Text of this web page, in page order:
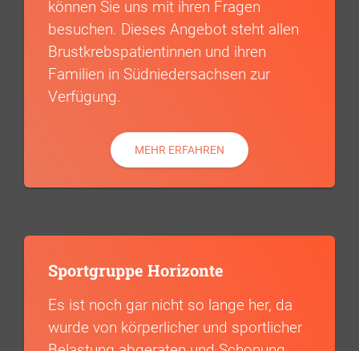
können Sie uns mit ihren Fragen
besuchen. Dieses Angebot steht allen
Brustkrebspatientinnen und ihren
Familien in Südniedersachsen zur
Verfügung.
MEHR ERFAHREN
Sportgruppe Horizonte
Es ist noch gar nicht so lange her, da
wurde von körperlicher und sportlicher